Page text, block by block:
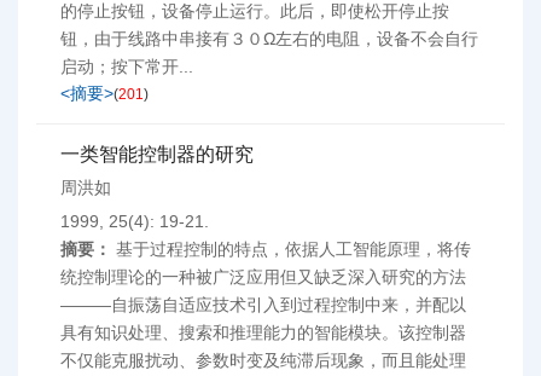
的停止按钮，设备停止运行。此后，即使松开停止按
钮，由于线路中串接有３０Ω左右的电阻，设备不会自行
启动；按下常开...
<摘要>(201)
一类智能控制器的研究
周洪如
1999, 25(4): 19-21.
摘要： 基于过程控制的特点，依据人工智能原理，将传
统控制理论的一种被广泛应用但又缺乏深入研究的方法
———自振荡自适应技术引入到过程控制中来，并配以
具有知识处理、搜索和推理能力的智能模块。该控制器
不仅能克服扰动、参数时变及纯滞后现象，而且能处理